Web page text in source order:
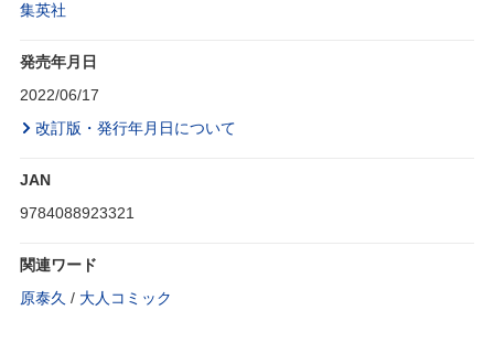
集英社
発売年月日
2022/06/17
改訂版・発行年月日について
JAN
9784088923321
関連ワード
原泰久 / 大人コミック